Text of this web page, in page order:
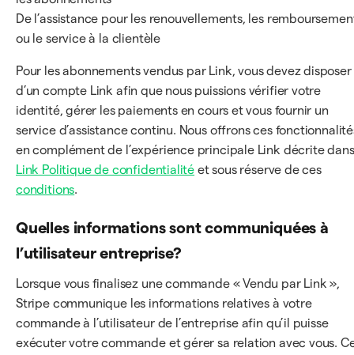
De l’assistance pour les renouvellements, les
ou le service à la clientèle
Pour les abonnements vendus par Link, vous devez disposer
d’un compte Link afin que nous puissions vérifier votre
identité, gérer les paiements en cours et vous fournir un
service d’assistance continu. Nous offrons ces
en complément de l’expérience principale Link décrite
Link Politique de confidentialité et sous réserve de ces
conditions.
Quelles informations sont communiquées à
l’utilisateur entreprise?
Lorsque vous finalisez une commande « Vendu par Link »,
Stripe communique les informations relatives à votre
commande à l’utilisateur de l’entreprise afin qu’il puisse
exécuter votre commande et gérer sa relation avec vous.